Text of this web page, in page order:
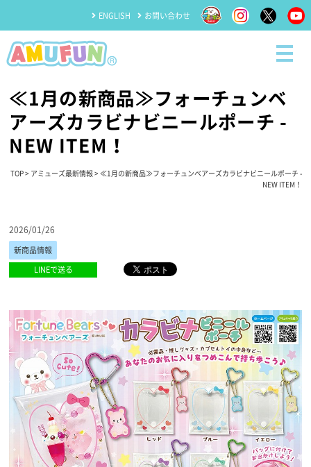
ENGLISH お問い合わせ
≪1月の新商品≫フォーチュンベ
アーズカラビナビニールポーチ -
NEW ITEM！
TOP> アミューズ最新情報> ≪1月の新商品≫フォーチュンベアーズカラビナビニールポーチ -
NEW ITEM！
2026/01/26
新商品情報
LINEで送る